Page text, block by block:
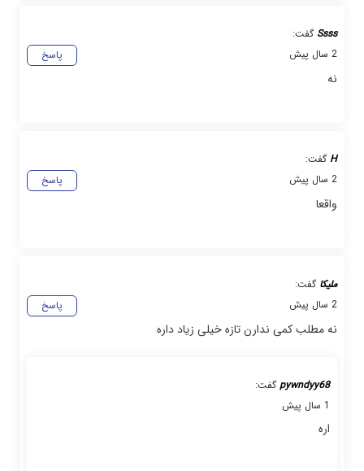
Ssss گفت:
پاسخ
2 سال پیش
نه
H گفت:
پاسخ
2 سال پیش
واقعا
ملیکا گفت:
پاسخ
2 سال پیش
نه مطلب کمی ندارن تازه خیلی زیاد داره
pywndyy68 گفت:
1 سال پیش
اره